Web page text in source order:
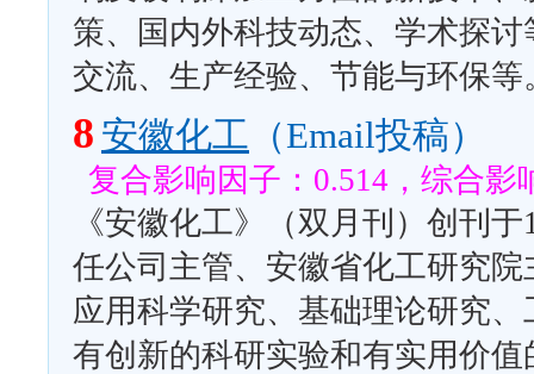
策、国内外科技动态、学术探
交流、生产经验、节能与环保等
8 安徽化工 （Email投稿）
复合影响因子：0.514，综合影
《安徽化工》（双月刊）创刊
任公司主管、安徽省化工研究
应用科学研究、基础理论研究
有创新的科研实验和有实用价